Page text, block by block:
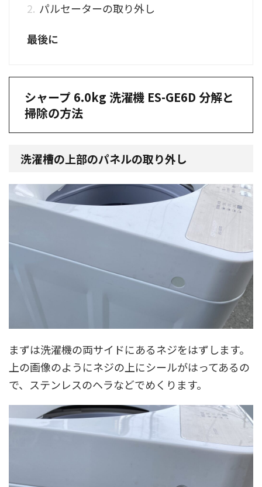
パルセーターの取り外し
最後に
シャープ 6.0kg 洗濯機 ES-GE6D 分解と
掃除の方法
洗濯槽の上部のパネルの取り外し
まずは洗濯機の両サイドにあるネジをはずします。
上の画像のようにネジの上にシールがはってあるの
で、ステンレスのヘラなどでめくります。